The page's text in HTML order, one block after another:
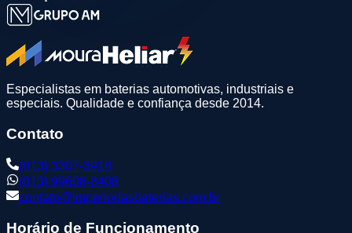
Especialistas em baterias automotivas, industriais e
especiais. Qualidade e confiança desde 2014.
Contato
(013) 3307-3918
(013) 99608-8408
contato@imperiodasbaterias.com.br
Horário de Funcionamento